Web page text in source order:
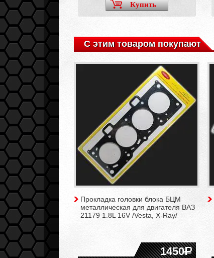
Купить
С этим товаром покупают
Прокладка головки блока БЦМ
металлическая для двигателя ВАЗ
21179 1.8L 16V /Vesta, X-Ray/
1450